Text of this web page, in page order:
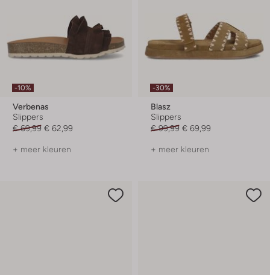
-10%
Verbenas
Slippers
€ 69,99 € 62,99
+ meer kleuren
-30%
Blasz
Slippers
€ 99,99 € 69,99
+ meer kleuren